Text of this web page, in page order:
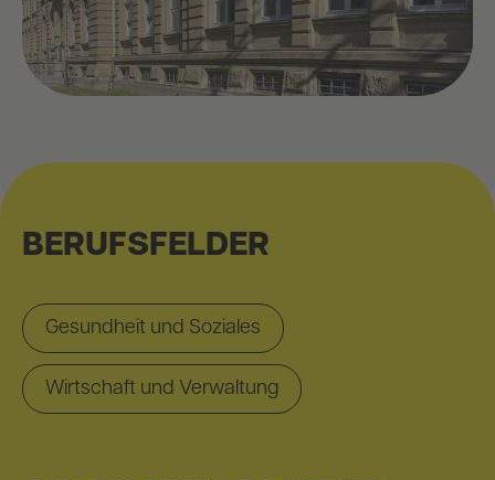
BERUFSFELDER
Gesundheit und Soziales
Wirtschaft und Verwaltung